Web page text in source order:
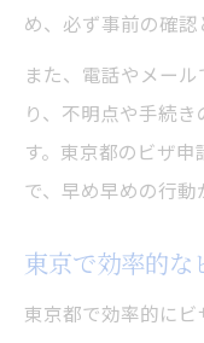
め、必ず事前の確認
また、電話やメー
り、不明点や手続
す。東京都のビザ
で、早め早めの行動
東京で効率的な
東京都で効率的に